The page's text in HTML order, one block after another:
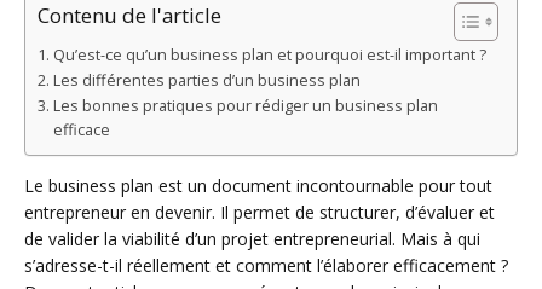
Contenu de l'article
Qu’est-ce qu’un business plan et pourquoi est-il important ?
Les différentes parties d’un business plan
Les bonnes pratiques pour rédiger un business plan
efficace
Le business plan est un document incontournable pour tout
entrepreneur en devenir. Il permet de structurer, d’évaluer et
de valider la viabilité d’un projet entrepreneurial. Mais à qui
s’adresse-t-il réellement et comment l’élaborer efficacement ?